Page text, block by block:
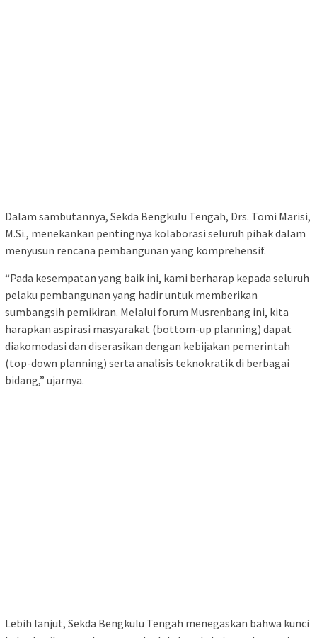
Dalam sambutannya, Sekda Bengkulu Tengah, Drs. Tomi Marisi,
M.Si., menekankan pentingnya kolaborasi seluruh pihak dalam
menyusun rencana pembangunan yang komprehensif.
“Pada kesempatan yang baik ini, kami berharap kepada seluruh
pelaku pembangunan yang hadir untuk memberikan
sumbangsih pemikiran. Melalui forum Musrenbang ini, kita
harapkan aspirasi masyarakat (bottom-up planning) dapat
diakomodasi dan diserasikan dengan kebijakan pemerintah
(top-down planning) serta analisis teknokratik di berbagai
bidang,” ujarnya.
keberhasilan pembangunan terletak pada keterpaduan antar